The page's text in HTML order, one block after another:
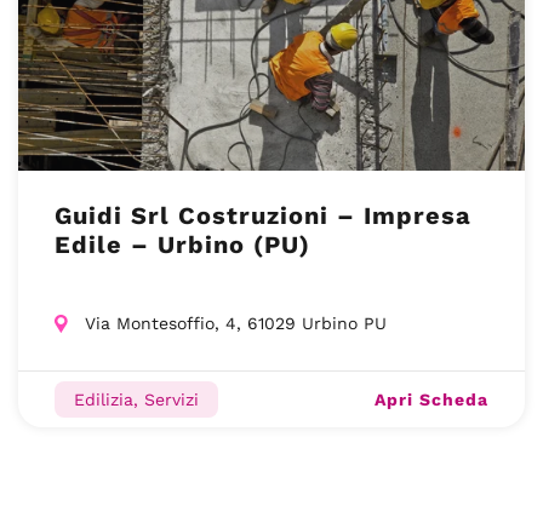
Guidi Srl Costruzioni – Impresa
Edile – Urbino (PU)
Via Montesoffio, 4, 61029 Urbino PU
Edilizia, Servizi Apri Scheda